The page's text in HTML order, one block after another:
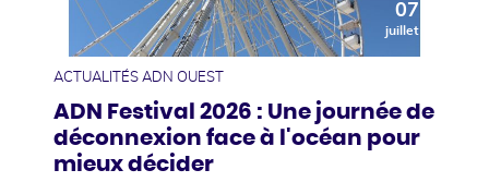
07
juillet
ACTUALITÉS ADN OUEST
ADN Festival 2026 : Une journée de
déconnexion face à l'océan pour
mieux décider